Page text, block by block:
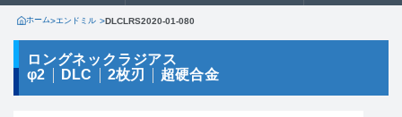
製品に関するお問い合わせはこちら
お問い合わせ
カタログ一覧
ホーム>エンドミル >DLCLRS2020-01-080
ロングネックラジアス
φ2
DLC 2枚刃 超硬合金